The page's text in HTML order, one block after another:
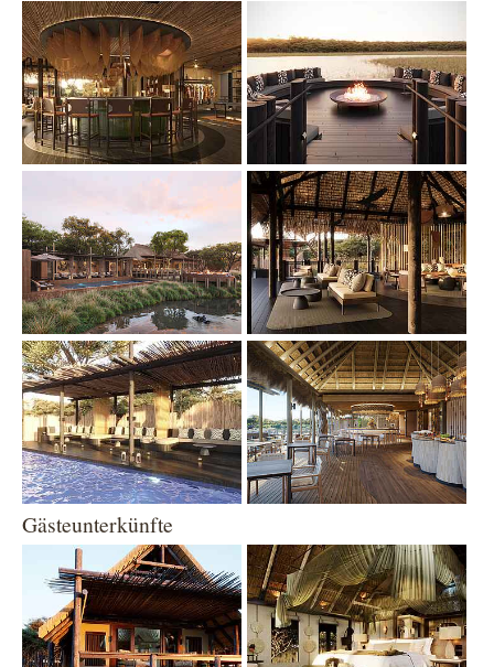
Show larger version
Show larger version Show larger version
Show larger version Show larger version
Gästeunterkünfte
Show larger version Show larger version